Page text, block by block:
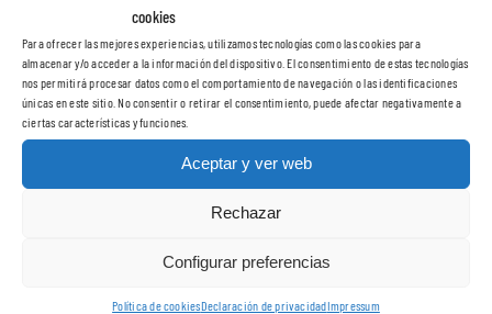
cookies
Para ofrecer las mejores experiencias, utilizamos tecnologías como las cookies para
almacenar y/o acceder a la información del dispositivo. El consentimiento de estas tecnologías
nos permitirá procesar datos como el comportamiento de navegación o las identificaciones
únicas en este sitio. No consentir o retirar el consentimiento, puede afectar negativamente a
ciertas características y funciones.
Aceptar y ver web
Rechazar
Configurar preferencias
Política de cookiesDeclaración de privacidadImpressum